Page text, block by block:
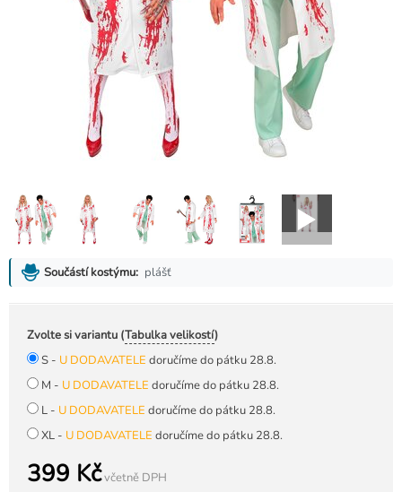
Součástí kostýmu: plášť
Zvolte si variantu (Tabulka velikostí)
S - U DODAVATELE doručíme do pátku 28.8.
M - U DODAVATELE doručíme do pátku 28.8.
L - U DODAVATELE doručíme do pátku 28.8.
XL - U DODAVATELE doručíme do pátku 28.8.
399 Kčvčetně DPH